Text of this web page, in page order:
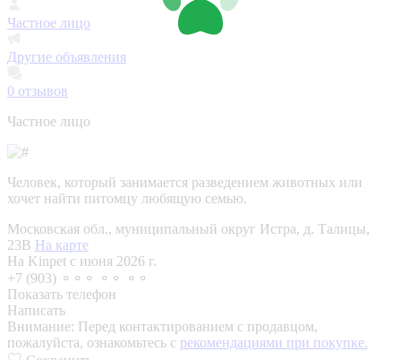
Частное лицо
Другие объявления
0 отзывов
Частное лицо
Человек, который занимается разведением животных или
хочет найти питомцу любящую семью.
Московская обл., муниципальный округ Истра, д. Талицы,
23В На карте
На Kinpet c июня 2026 г.
+7 (903) ⚬⚬⚬ ⚬⚬ ⚬⚬
Показать телефон
Написать
Внимание: Перед контактированием с продавцом,
пожалуйста, ознакомьтесь с рекомендациями при покупке.